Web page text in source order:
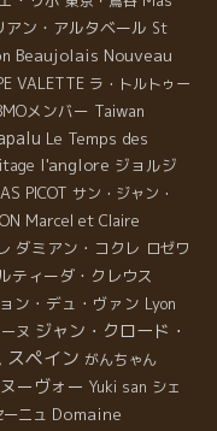
アン・アルタベール St
Beaujolais Nouveau
VALETTE ラ・トルトゥー
メンバー Taiwan
Le Temps des
l'anglore ジョルジ
PICOT サン・ジャン・
Marcel et Claire
ダミアン・コクレ ロゼワ
ティーダ・クレウス
ン・デュ・ヴァン Lyon
ヌ ジャン・クロード・
スペイン がんちゃん
ーヴォー Yuki san シェ
ニュ Domaine